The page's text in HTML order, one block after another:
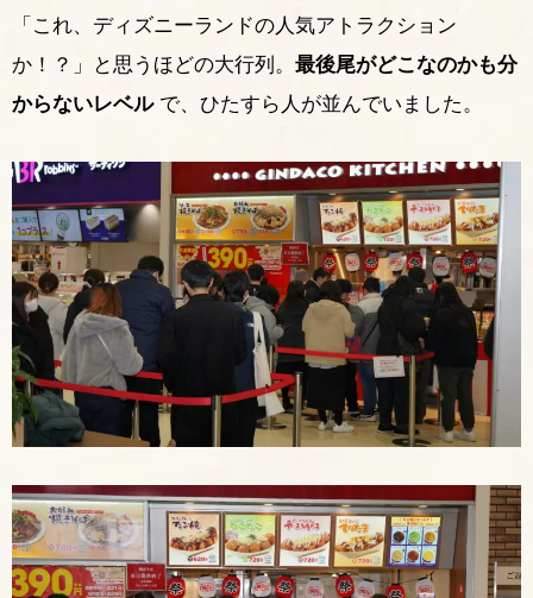
「これ、ディズニーランドの人気アトラクション
か！？」と思うほどの大行列。 最後尾がどこなのかも分
からないレベルで、ひたすら人が並んでいました。